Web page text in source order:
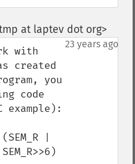
at laptev dot org>
23 years ago
with
created
you
code
|